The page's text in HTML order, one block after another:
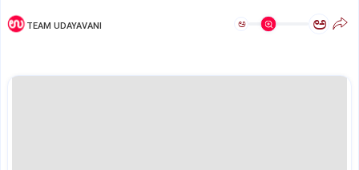
TEAM UDAYAVANI ಅ ಅ